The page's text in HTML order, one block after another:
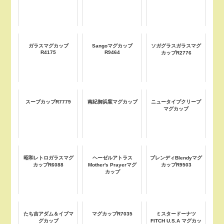
ガラスマグカップ
R4175
Sangoマグカップ
R9464
ソガグラスガラスマグ
カップR2776
スープカップR7779 南紀御浜窯マグカップ
ニュータイプクリープ
マグカップ
昭和レトロガラスマグ
カップR6088
ヘーゼルアトラス
Mother's Prayerマグ
カップ
ブレンディBlendyマグ
カップR9503
たち吉アダム＆イブマ
グカップ
マグカップR7035
ミスタードーナツ
FITCH U.S.A マグカッ